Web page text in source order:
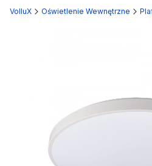
VolluX Oświetlenie Wewnętrzne